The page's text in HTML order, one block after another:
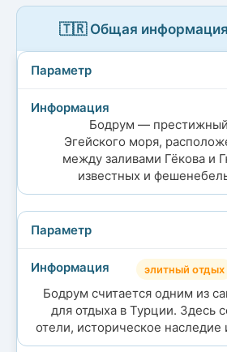
🇹🇷 Общая
Бодрум — престижный
Эгейского моря,
между заливами Гёкова и
известных и
элитный отдых
Бодрум считается одним из
для отдыха в Турции. Здесь
отели, историческое наследие